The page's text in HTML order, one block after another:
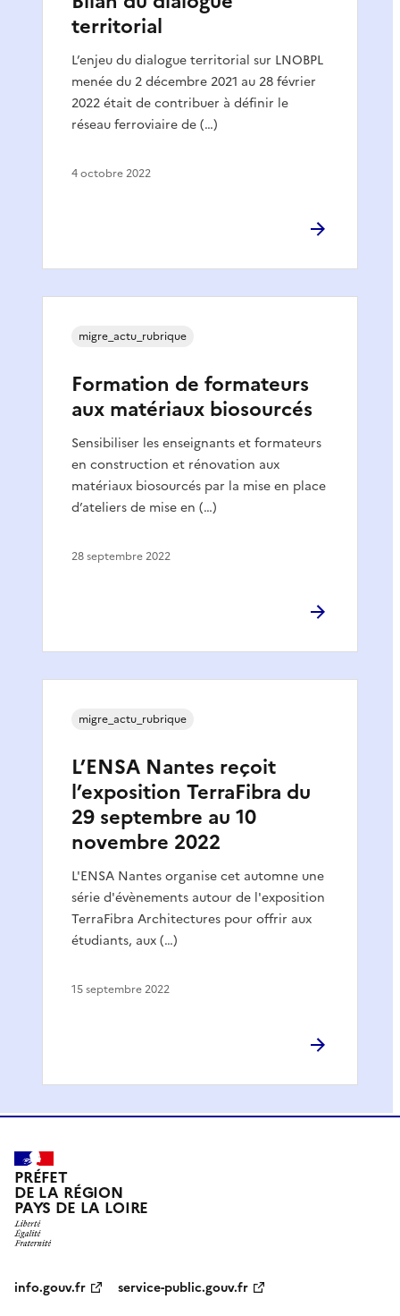
territorial
L’enjeu du dialogue territorial sur LNOBPL
menée du 2 décembre 2021 au 28 février
2022 était de contribuer à définir le
réseau ferroviaire de (…)
4 octobre 2022
Formation de formateurs
aux matériaux biosourcés
Sensibiliser les enseignants et formateurs
en construction et rénovation aux
matériaux biosourcés par la mise en place
d’ateliers de mise en (…)
migre_actu_rubrique
28 septembre 2022
L’ENSA Nantes reçoit
l’exposition TerraFibra du
29 septembre au 10
novembre 2022
L'ENSA Nantes organise cet automne une
série d'évènements autour de l'exposition
TerraFibra Architectures pour offrir aux
étudiants, aux (…)
migre_actu_rubrique
15 septembre 2022
PRÉFET
DE LA RÉGION
PAYS DE LA LOIRE
info.gouv.fr service-public.gouv.fr